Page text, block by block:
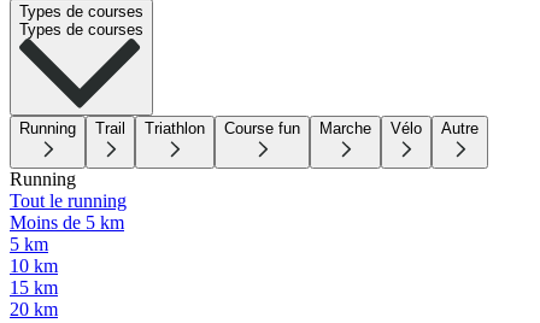
Types de courses
Types de courses
Running Trail Triathlon Course fun Marche Vélo Autre
Running
Tout le running
Moins de 5 km
5 km
10 km
15 km
20 km